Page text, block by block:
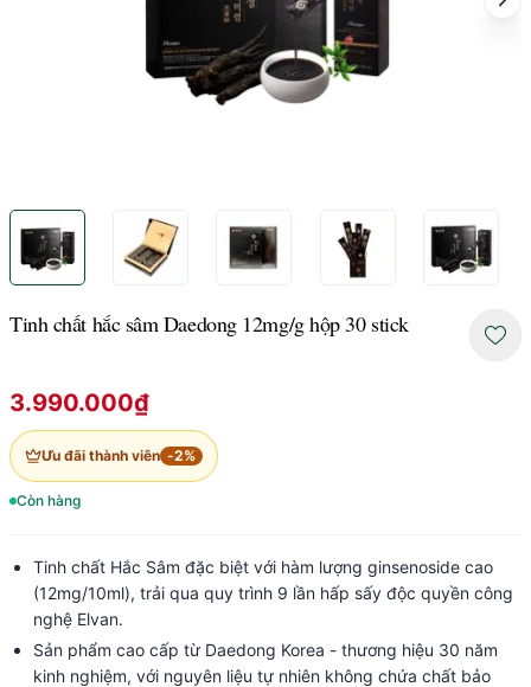
Tinh chất hắc sâm Daedong 12mg/g hộp 30 stick
3.990.000₫
Ưu đãi thành viên -2%
Còn hàng
Tinh chất Hắc Sâm đặc biệt với hàm lượng ginsenoside cao
(12mg/10ml), trải qua quy trình 9 lần hấp sấy độc quyền công
nghệ Elvan.
Sản phẩm cao cấp từ Daedong Korea - thương hiệu 30 năm
kinh nghiệm, với nguyên liệu tự nhiên không chứa chất bảo